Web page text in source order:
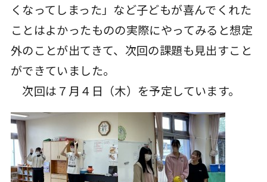
くなってしまった」など子どもが喜んでくれた
ことはよかったものの実際にやってみると想定
外のことが出てきて、次回の課題も見出すこと
ができていました。
次回は７月４日（木）を予定しています。